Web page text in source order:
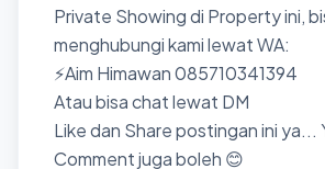
Private Showing di Property ini,
menghubungi kami lewat WA:
⚡Aim Himawan 085710341394
Atau bisa chat lewat DM
Like dan Share postingan ini ya...
Comment juga boleh 😊